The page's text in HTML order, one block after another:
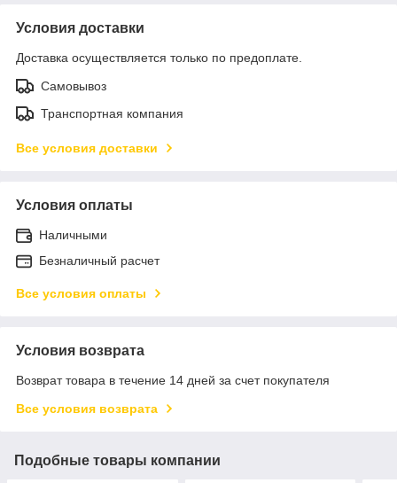
Условия доставки
Доставка осуществляется только по предоплате.
Самовывоз
Транспортная компания
Все условия доставки
Условия оплаты
Наличными
Безналичный расчет
Все условия оплаты
Условия возврата
Возврат товара в течение 14 дней за счет покупателя
Все условия возврата
Подобные товары компании